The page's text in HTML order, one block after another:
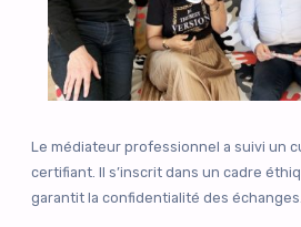
Le médiateur professionnel a suivi un
certifiant. Il s’inscrit dans un cadre
garantit la confidentialité des échanges.